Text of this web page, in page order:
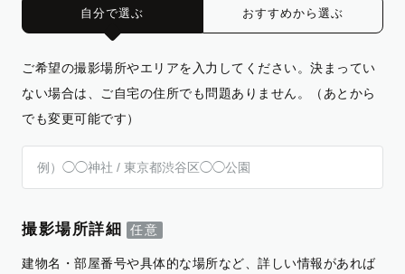
自分で選ぶ おすすめから選ぶ
ご希望の撮影場所やエリアを入力してください。決まってい
ない場合は、ご自宅の住所でも問題ありません。（あとから
でも変更可能です）
撮影場所詳細
建物名・部屋番号や具体的な場所など、詳しい情報があれば